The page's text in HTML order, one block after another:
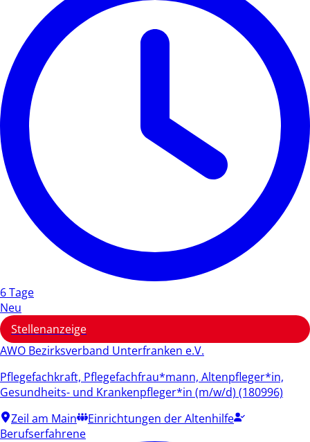
6 Tage
Neu
Stellenanzeige
AWO Bezirksverband Unterfranken e.V.
Pflegefachkraft, Pflegefachfrau*mann, Altenpfleger*in,
Gesundheits- und Krankenpfleger*in (m/w/d) (180996)
Zeil am Main
Einrichtungen der Altenhilfe
Berufserfahrene